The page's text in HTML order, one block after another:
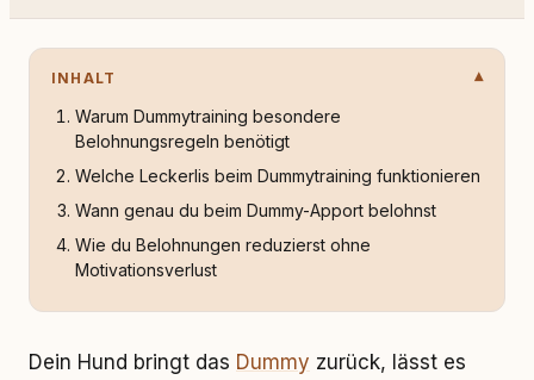
INHALT
Warum Dummytraining besondere
Belohnungsregeln benötigt
Welche Leckerlis beim Dummytraining funktionieren
Wann genau du beim Dummy-Apport belohnst
Wie du Belohnungen reduzierst ohne
Motivationsverlust
Dein Hund bringt das Dummy zurück, lässt es